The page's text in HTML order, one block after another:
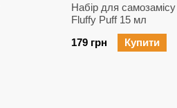
Набір для
Fluffy Puff 15 мл
179 грн
Купити